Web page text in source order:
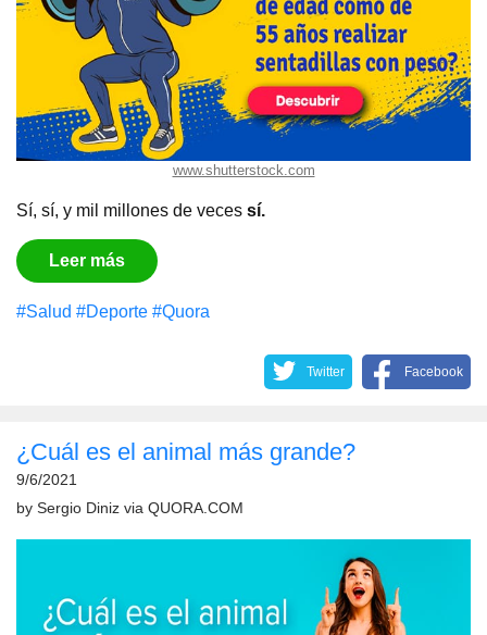
www.shutterstock.com
Sí, sí, y mil millones de veces sí.
Leer más
#Salud #Deporte #Quora
Twitter Facebook
¿Cuál es el animal más grande?
9/6/2021
by Sergio Diniz via QUORA.COM